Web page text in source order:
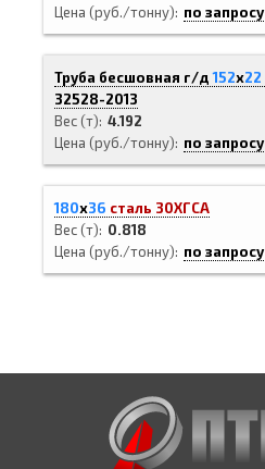
Цена (руб./тонну)
по запросу
Труба бесшовная г/д152х22
32528-2013
Вес (т) 4.192
Цена (руб./тонну)
по запросу
180х36 сталь 30ХГСА
Вес (т)
0.818
Цена (руб./тонну)
по запросу